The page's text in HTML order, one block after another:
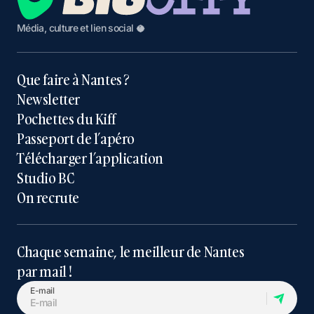
Média, culture et lien social 🥥
Que faire à Nantes ?
Newsletter
Pochettes du Kiff
Passeport de l’apéro
Télécharger l’application
Studio BC
On recrute
Chaque semaine, le meilleur de Nantes
par mail !
E-mail